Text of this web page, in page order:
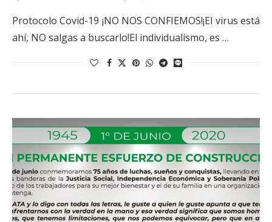
Protocolo Covid-19 ¡NO NOS CONFIEMOS!¡El virus está
ahí, NO salgas a buscarlo!El individualismo, es …